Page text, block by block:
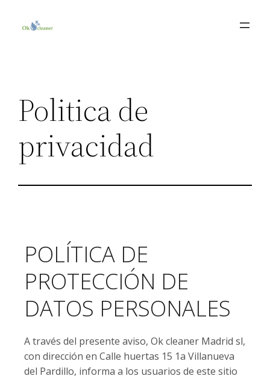
Politica de
privacidad
POLÍTICA DE
PROTECCIÓN DE
DATOS PERSONALES
A través del presente aviso, Ok cleaner Madrid sl,
con dirección en Calle huertas 15 1a Villanueva
del Pardillo, informa a los usuarios de este sitio